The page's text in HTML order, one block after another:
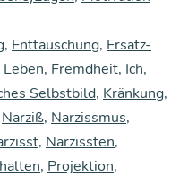
Über
Nar­
ziss­
, Enttäuschung, Ersatz-
, Fremdheit, Ich,
Selbstbild, Kränkung,
Narziß, Narzissmus,
, Narzissten,
, Projektion,